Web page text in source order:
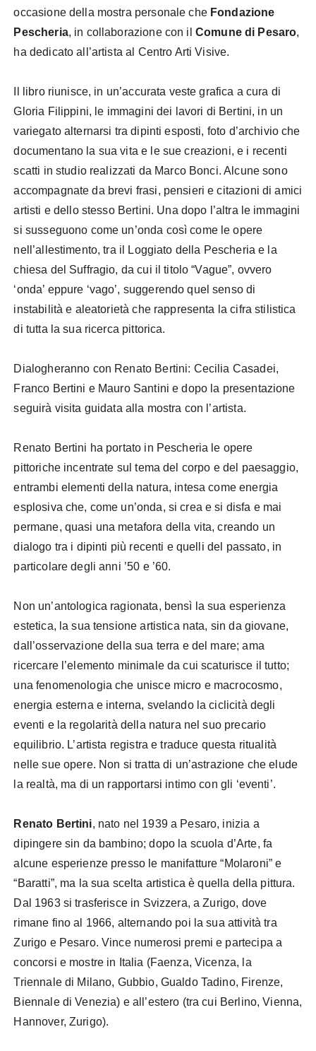
occasione della mostra personale che Fondazione
Pescheria, in collaborazione con il Comune di Pesaro,
ha dedicato all’artista al Centro Arti Visive.
Il libro riunisce, in un’accurata veste grafica a cura di
Gloria Filippini, le immagini dei lavori di Bertini, in un
variegato alternarsi tra dipinti esposti, foto d’archivio che
documentano la sua vita e le sue creazioni, e i recenti
scatti in studio realizzati da Marco Bonci. Alcune sono
accompagnate da brevi frasi, pensieri e citazioni di amici
artisti e dello stesso Bertini. Una dopo l’altra le immagini
si susseguono come un’onda così come le opere
nell’allestimento, tra il Loggiato della Pescheria e la
chiesa del Suffragio, da cui il titolo “Vague”, ovvero
‘onda’ eppure ‘vago’, suggerendo quel senso di
instabilità e aleatorietà che rappresenta la cifra stilistica
di tutta la sua ricerca pittorica.
Dialogheranno con Renato Bertini: Cecilia Casadei,
Franco Bertini e Mauro Santini e dopo la presentazione
seguirà visita guidata alla mostra con l’artista.
Renato Bertini ha portato in Pescheria le opere
pittoriche incentrate sul tema del corpo e del paesaggio,
entrambi elementi della natura, intesa come energia
esplosiva che, come un’onda, si crea e si disfa e mai
permane, quasi una metafora della vita, creando un
dialogo tra i dipinti più recenti e quelli del passato, in
particolare degli anni ’50 e ’60.
Non un’antologica ragionata, bensì la sua esperienza
estetica, la sua tensione artistica nata, sin da giovane,
dall’osservazione della sua terra e del mare; ama
ricercare l’elemento minimale da cui scaturisce il tutto;
una fenomenologia che unisce micro e macrocosmo,
energia esterna e interna, svelando la ciclicità degli
eventi e la regolarità della natura nel suo precario
equilibrio. L’artista registra e traduce questa ritualità
nelle sue opere. Non si tratta di un’astrazione che elude
la realtà, ma di un rapportarsi intimo con gli ‘eventi’.
Renato Bertini, nato nel 1939 a Pesaro, inizia a
dipingere sin da bambino; dopo la scuola d’Arte, fa
alcune esperienze presso le manifatture “Molaroni” e
“Baratti”, ma la sua scelta artistica è quella della pittura.
Dal 1963 si trasferisce in Svizzera, a Zurigo, dove
rimane fino al 1966, alternando poi la sua attività tra
Zurigo e Pesaro. Vince numerosi premi e partecipa a
concorsi e mostre in Italia (Faenza, Vicenza, la
Triennale di Milano, Gubbio, Gualdo Tadino, Firenze,
Biennale di Venezia) e all’estero (tra cui Berlino, Vienna,
Hannover, Zurigo).